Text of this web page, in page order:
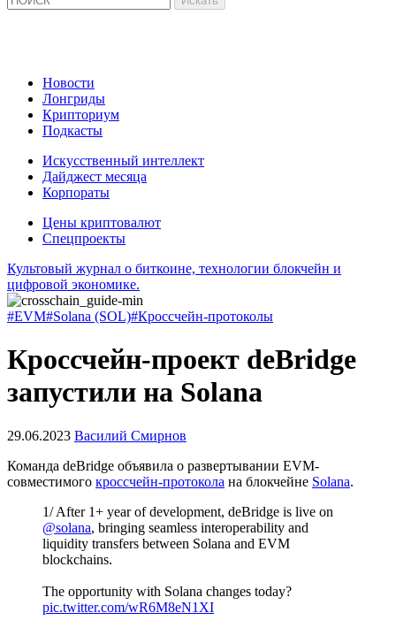
Новости
Лонгриды
Крипториум
Подкасты
Искусственный интеллект
Дайджест месяца
Корпораты
Цены криптовалют
Спецпроекты
Культовый журнал о биткоине, технологии блокчейн и
цифровой экономике.
#EVM#Solana (SOL)#Кроссчейн-протоколы
Кроссчейн-проект deBridge
запустили на Solana
29.06.2023 Василий Смирнов
Команда deBridge объявила о развертывании EVM-
совместимого кроссчейн-протокола на блокчейне Solana.
1/ After 1+ year of development, deBridge is live on
@solana, bringing seamless interoperability and
liquidity transfers between Solana and EVM
blockchains.
The opportunity with Solana changes today?
pic.twitter.com/wR6M8eN1XI